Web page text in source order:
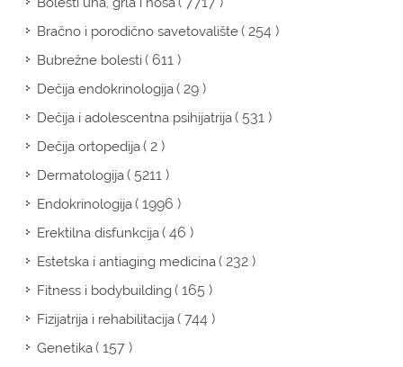
Bračno i porodično savetovalište( 254 )
Bubrežne bolesti( 611 )
Dečija endokrinologija( 29 )
Dečija i adolescentna psihijatrija( 531 )
Dečija ortopedija( 2 )
Dermatologija( 5211 )
Endokrinologija( 1996 )
Erektilna disfunkcija( 46 )
Estetska i antiaging medicina( 232 )
Fitness i bodybuilding( 165 )
Fizijatrija i rehabilitacija( 744 )
Genetika( 157 )